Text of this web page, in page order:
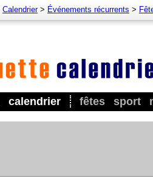
calendrier fêtes sport
Calendrier> Événements récurrents >